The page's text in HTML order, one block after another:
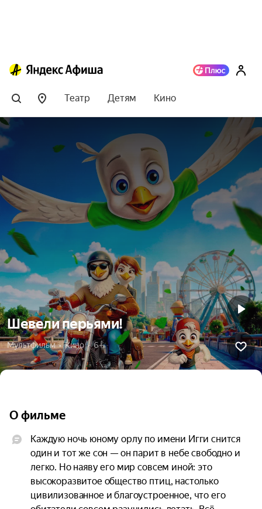
Театр Детям Кино
Шевели перьями!
Мультфильм  •  Кино  •  6+
О фильме
Каждую ночь юному орлу по имени Игги снится
один и тот же сон — он парит в небе свободно и
легко. Но наяву его мир совсем иной: это
высокоразвитое общество птиц, настолько
цивилизованное и благоустроенное, что его